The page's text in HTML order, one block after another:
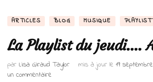
ARTICLES BLOG MUSIQUE
La Playlist du jeudi….
par Lisa Giraud Taylor mis à jour le 19
un commentaire